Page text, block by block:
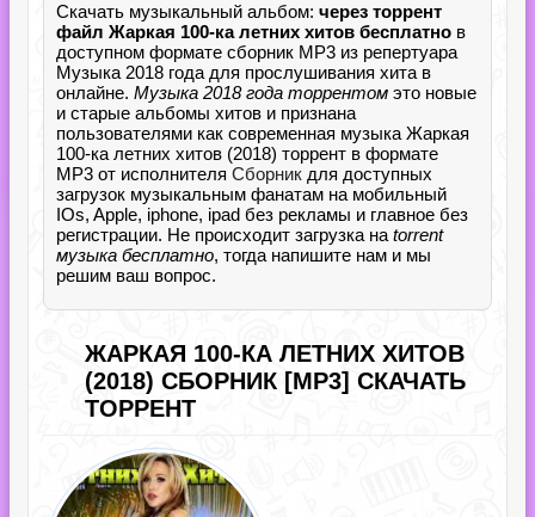
Скачать музыкальный альбом: через торрент
файл Жаркая 100-ка летних хитов бесплатно в
доступном формате сборник MP3 из репертуара
Музыка 2018 года для прослушивания хита в
онлайне. Музыка 2018 года торрентом это новые
и старые альбомы хитов и признана
пользователями как современная музыка Жаркая
100-ка летних хитов (2018) торрент в формате
MP3 от исполнителя Сборник для доступных
загрузок музыкальным фанатам на мобильный
IOs, Apple, iphone, ipad без рекламы и главное без
регистрации. Не происходит загрузка на torrent
музыка бесплатно, тогда напишите нам и мы
решим ваш вопрос.
ЖАРКАЯ 100-КА ЛЕТНИХ ХИТОВ
(2018) СБОРНИК [MP3] СКАЧАТЬ
ТОРРЕНТ